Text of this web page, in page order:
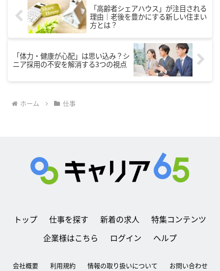
「高齢者シェアハウス」が注目される
理由｜老後を豊かにする新しい住まい
方とは？
「体力・健康が心配」は思い込み？シ
ニア採用の不安を解消する3つの視点
ホーム 仕事
トップ 仕事を探す 新着の求人
特集コンテンツ
企業様はこちら
ログイン ヘルプ
会社概要 利用規約 情報の取り扱いについて お問い合わせ